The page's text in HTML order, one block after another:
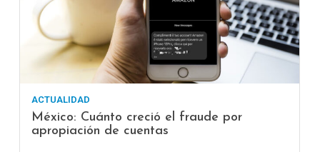
ACTUALIDAD
México: Cuánto creció el fraude por
apropiación de cuentas